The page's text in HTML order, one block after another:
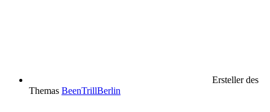
Ersteller des
Themas BeenTrillBerlin